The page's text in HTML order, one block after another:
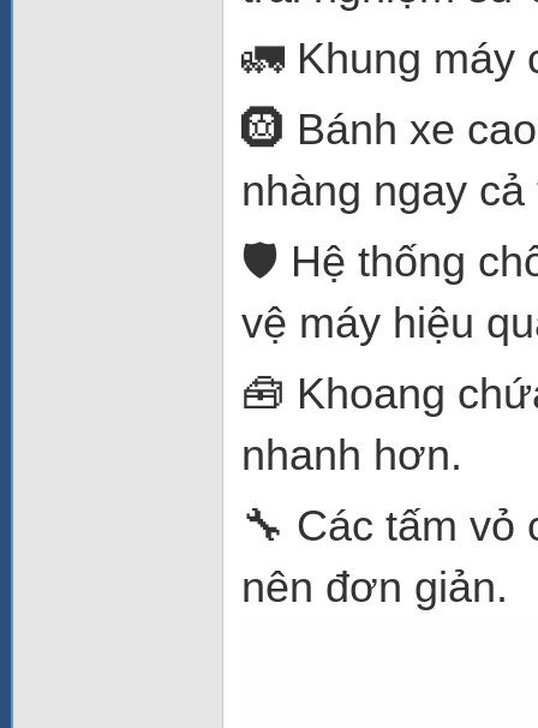
🚛 Khung máy
🛞 Bánh xe
nhàng ngay
🛡️ Hệ thống
vệ máy hiệu
🧰 Khoang
nhanh hơn.
🔧 Các tấm
nên đơn giản.